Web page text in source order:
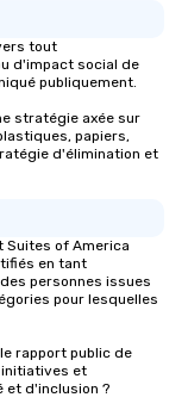
tout
d'impact social de
publiquement.
stratégie axée sur
papiers,
d'élimination et
Suites of America
en tant
personnes issues
pour lesquelles
rapport public de
initiatives et
et d'inclusion ?